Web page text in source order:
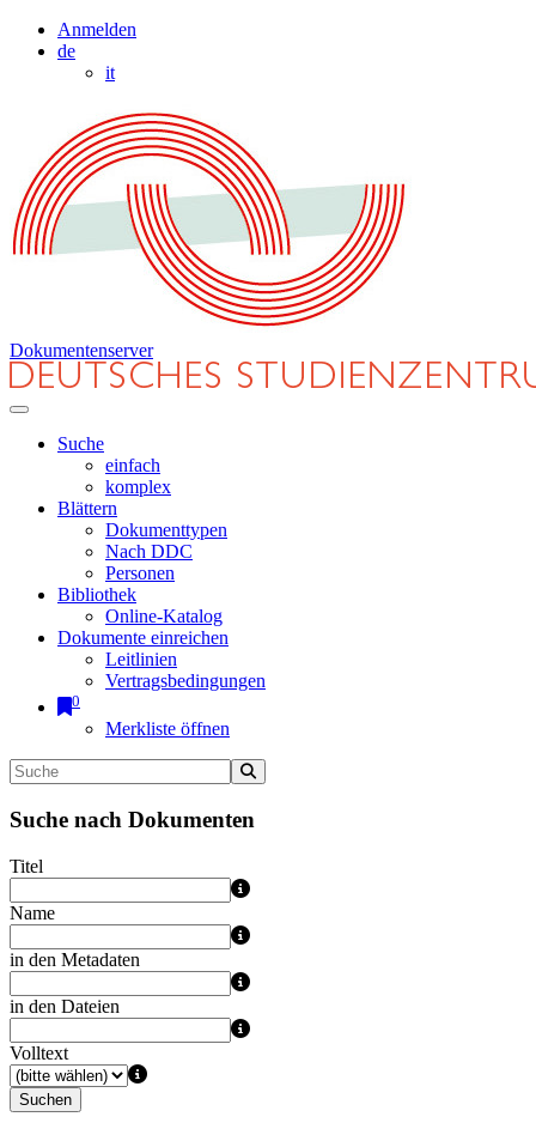
Anmelden
de
it
Dokumentenserver
Suche
einfach
komplex
Blättern
Dokumenttypen
Nach DDC
Personen
Bibliothek
Online-Katalog
Dokumente einreichen
Leitlinien
Vertragsbedingungen
0
Merkliste öffnen
Suche nach Dokumenten
Titel
Name
in den Metadaten
in den Dateien
Volltext
Suchen